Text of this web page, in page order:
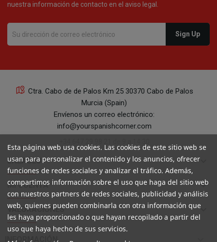
nuestra información de contacto en el aviso legal.
Ctra. Cabo de de Palos Km 25 30370 Cabo de Palos
Murcia (Spain)
Envíenos un correo electrónico:
info@yourspanishcorner.com
ENLACES keyboard_arrow_down
MI CUENTA keyboard_arrow_down
VALORACIONES keyboard_arrow_down
INFORMACIÓN
Esta página web usa cookies. Las cookies de este sitio web se
usan para personalizar el contenido y los anuncios, ofrecer
funciones de redes sociales y analizar el tráfico. Además,
compartimos información sobre el uso que haga del sitio web
con nuestros partners de redes sociales, publicidad y análisis
web, quienes pueden combinarla con otra información que
les haya proporcionado o que hayan recopilado a partir del
uso que haya hecho de sus servicios.